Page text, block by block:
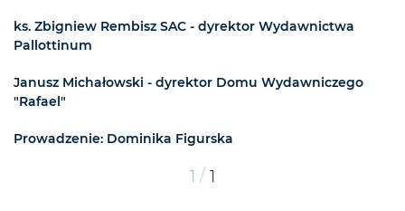
ks. Zbigniew Rembisz SAC - dyrektor Wydawnictwa
Pallottinum
Janusz Michałowski - dyrektor Domu Wydawniczego
"Rafael"
Prowadzenie: Dominika Figurska
1 / 1